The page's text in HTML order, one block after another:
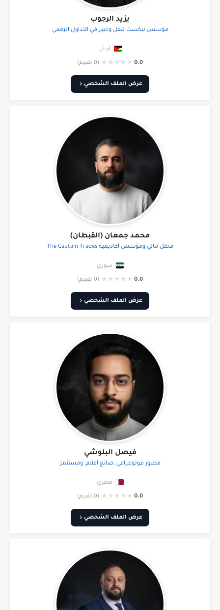
يزيد الرجوب
مؤسس نيكست ليفل وخبير في التداول الرقمي
أردني
0.0
★
★
★
★
★ (0 تقييم)
عرض الملف الشخصي
محمد جمعان (القبطان)
محلل مالي ومؤسس أكاديمية The Captain Trades
سوري
0.0
★
★
★
★
★ (0 تقييم)
عرض الملف الشخصي
فيصل البلوشي
مصور فوتوغرافي، صانع أفلام، ومستثمر
قطري
0.0
★
★
★
★
★ (0 تقييم)
عرض الملف الشخصي